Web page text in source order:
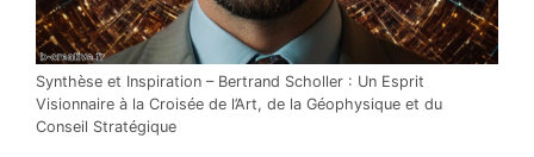
Synthèse et Inspiration – Bertrand Scholler : Un Esprit
Visionnaire à la Croisée de l’Art, de la Géophysique et du
Conseil Stratégique